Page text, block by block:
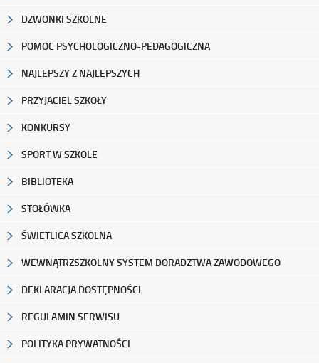
DZWONKI SZKOLNE
POMOC PSYCHOLOGICZNO-PEDAGOGICZNA
NAJLEPSZY Z NAJLEPSZYCH
PRZYJACIEL SZKOŁY
KONKURSY
SPORT W SZKOLE
BIBLIOTEKA
STOŁÓWKA
ŚWIETLICA SZKOLNA
WEWNĄTRZSZKOLNY SYSTEM DORADZTWA ZAWODOWEGO
DEKLARACJA DOSTĘPNOŚCI
REGULAMIN SERWISU
POLITYKA PRYWATNOŚCI